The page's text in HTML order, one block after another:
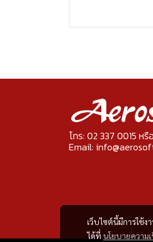
เว็บไซต์นี้มีการใช้
ได้ที่ นโยบายความ
โทร: 02 337 0015 หรื
Email: